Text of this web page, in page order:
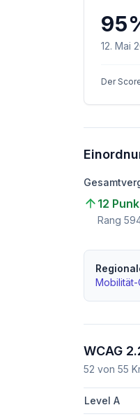
95
12. Mai
Der
12
Rang
Mobilität-
WCAG
52 von 55
Level A